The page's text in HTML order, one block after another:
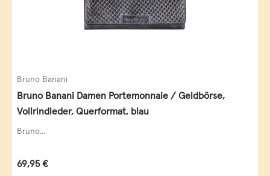
Bruno Banani
Bruno Banani Damen Portemonnaie / Geldbörse,
Vollrindleder, Querformat, blau
Bruno...
Regulärer Preis:
69,95 €